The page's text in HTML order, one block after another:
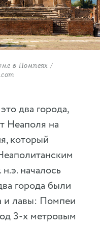
в Помпеях /
два города,
Неаполя на
который
н.э. началось
города были
и лавы: Помпеи
3-х метровым